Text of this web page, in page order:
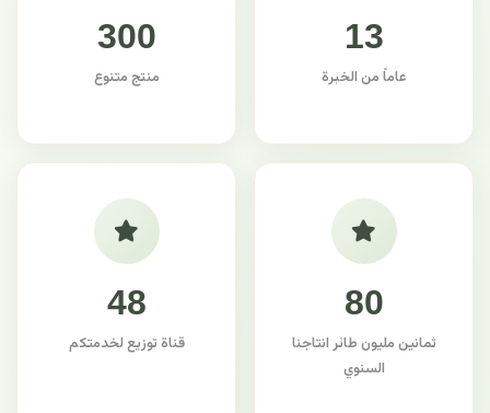
13
عاماً من الخبرة
300
منتج متنوع
80
ثمانين مليون طائر انتاجنا
السنوي
48
قناة توزيع لخدمتكم